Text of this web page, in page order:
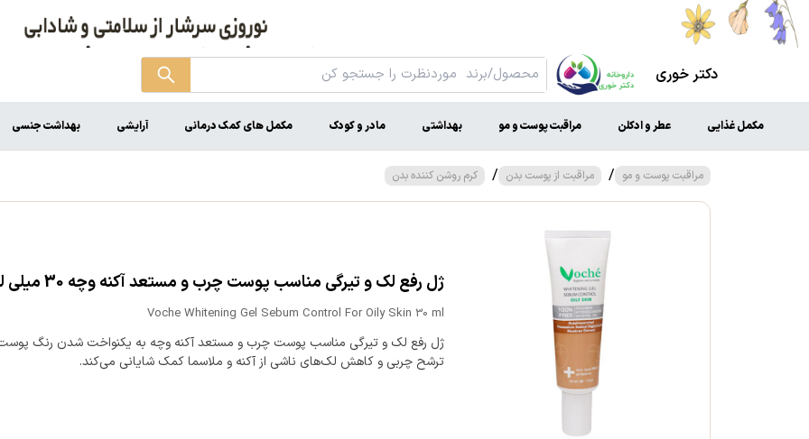
دکتر خوری
مکمل غذایی عطر و ادکلن مراقبت پوست و مو بهداشتی مادر و کودک مکمل های کمک درمانی آرایشی بهداشت جنسی
مراقبت پوست و مو / مراقبت از پوست بدن / کرم روشن کننده بدن
ژل رفع لک و تیرگی مناسب پوست چرب و مستعد آکنه وچه 30 میلی لیتر
Voche Whitening Gel Sebum Control For Oily Skin 30 ml
ژل رفع لک و تیرگی مناسب پوست چرب و مستعد آکنه وچه به یکنواخت شدن رنگ
ترشح چربی و کاهش لک‌های ناشی از آکنه و ملاسما کمک شایانی می‌کند.